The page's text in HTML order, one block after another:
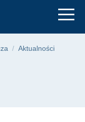
Aktualności